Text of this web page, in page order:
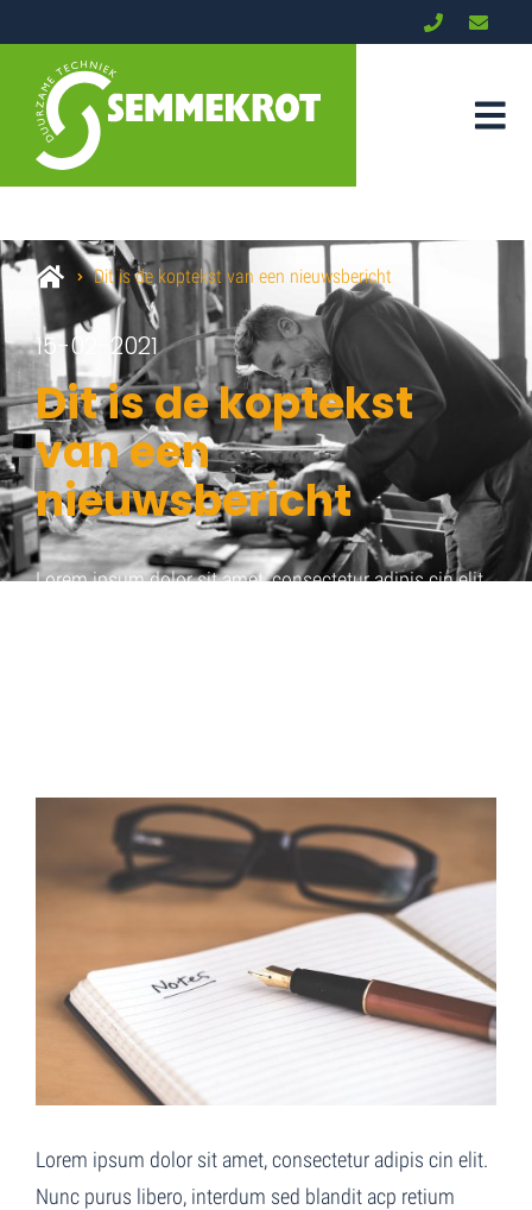
Dit is de koptekst van een nieuwsbericht
15-02-2021
Dit is de koptekst
van een
nieuwsbericht
Lorem ipsum dolor sit amet, consectetur adipis cin elit.
Lorem ipsum dolor sit amet, consectetur adipis cin elit.
Nunc purus libero, interdum sed blandit acp retium